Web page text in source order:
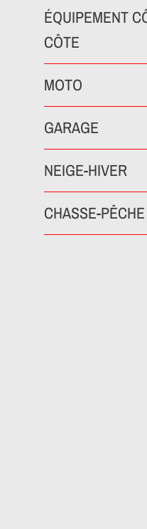
ÉQUIPEMENT
CÔTE
MOTO
GARAGE
NEIGE-HIVER
CHASSE-PÊCHE